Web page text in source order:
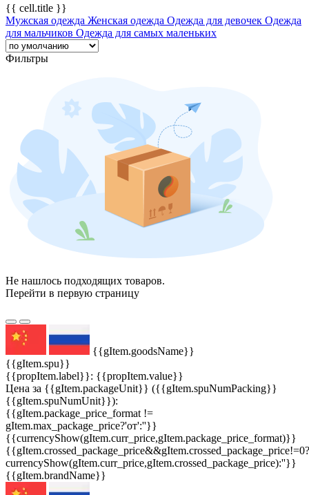
{{ cell.title }}
Мужская одежда Женская одежда Одежда для девочек Одежда
для мальчиков Одежда для самых маленьких
Фильтры
Не нашлось подходящих товаров.
Перейти в первую страницу
{{gItem.goodsName}}
{{gItem.spu}}
{{propItem.label}}: {{propItem.value}}
Цена за {{gItem.packageUnit}} ({{gItem.spuNumPacking}}
{{gItem.spuNumUnit}}):
{{gItem.package_price_format !=
gItem.max_package_price?'от':''}}
{{currencyShow(gItem.curr_price,gItem.package_price_format)}}
{{gItem.crossed_package_price&&gItem.crossed_package_price!=0?
currencyShow(gItem.curr_price,gItem.crossed_package_price):''}}
{{gItem.brandName}}